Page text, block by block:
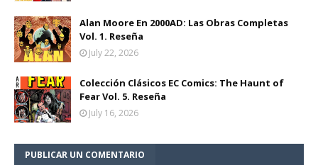
Alan Moore En 2000AD: Las Obras Completas
Vol. 1. Reseña
July 22, 2026
Colección Clásicos EC Comics: The Haunt of
Fear Vol. 5. Reseña
July 16, 2026
PUBLICAR UN COMENTARIO